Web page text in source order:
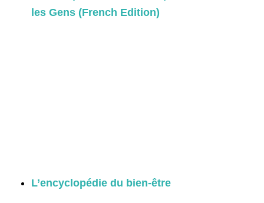
les Gens (French Edition)
L’encyclopédie du bien-être